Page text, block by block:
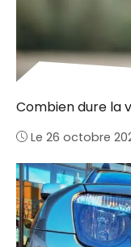
Combien dure la
Le 26 octobre